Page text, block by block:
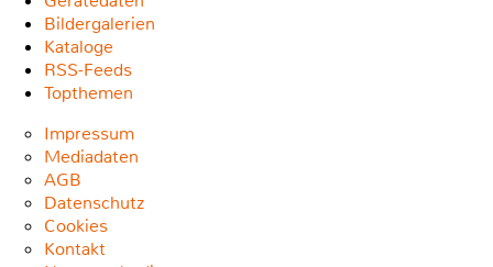
Bildergalerien
Kataloge
RSS-Feeds
Topthemen
Impressum
Mediadaten
AGB
Datenschutz
Cookies
Kontakt